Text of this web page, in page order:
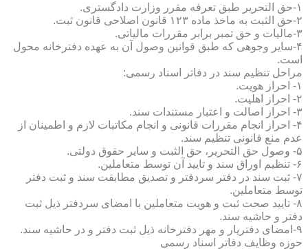
۱-حق التحریر طبق تعرفه مقرر وزارت دادگستری.
۲-حق الثبت به ماخذ ماده ۱۲۳ قانون اصلاحی قانون ثبت.
۳-مالیات و حق تمبر برابر مقررات مالیاتی.
۴-سایر وجوهی که طبق قوانین وصول آن به عهده دفترخانه محول
است.
مراحل تنظیم سند در دفاتر اسناد رسمی:
۱- احراز هویت.
۲- احراز اهلیت.
۳- احراز اصالت و اعتبار مستندات سند.
۴- احراز انجام مقررات قانونی و انجام مکاتبات لازم و اطمینان از
عدم منع قانونی تنظیم سند.
۵- وصول حق التحریر، حق الثبت و سایر حقوق دولتی.
۶- تنظیم اوراق سند و تایید آن توسط متعاملین.
۷- ثبت سند در دفتر سردفتر و تصدیق مطابقت سند و ثبت دفتر
توسط متعاملین.
۸- تایید صحت ثبت و هویت متعاملین با امضای سردفتر ذیل ثبت
دفتر و حاشیه سند.
۹-امضای دفتریار و مهر دفترخانه ذیل ثبت دفتر و در حاشیه سند.
حوزه وظایف دفاتر اسناد رسمی